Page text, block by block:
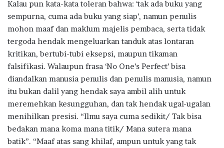
Kalau pun kata-kata toleran bahwa: ‘tak ada buku yang
sempurna, cuma ada buku yang siap’, namun penulis
mohon maaf dan maklum majelis pembaca, serta tidak
tergoda hendak mengeluarkan tanduk atas lontaran
kritikan, bertubi-tubi eksepsi, maupun tikaman
falsifikasi. Walaupun frasa ‘No One’s Perfect’ bisa
diandalkan manusia penulis dan penulis manusia, namun
itu bukan dalil yang hendak saya ambil alih untuk
meremehkan kesungguhan, dan tak hendak ugal-ugalan
menihilkan presisi. “Ilmu saya cuma sedikit/ Tak bisa
bedakan mana koma mana titik/ Mana sutera mana
batik”. “Maaf atas sang khilaf, ampun untuk yang tak